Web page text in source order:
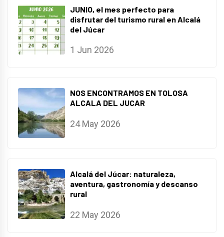
JUNIO, el mes perfecto para
disfrutar del turismo rural en Alcalá
del Júcar
1 Jun 2026
NOS ENCONTRAMOS EN TOLOSA
ALCALA DEL JUCAR
24 May 2026
Alcalá del Júcar: naturaleza,
aventura, gastronomía y descanso
rural
22 May 2026